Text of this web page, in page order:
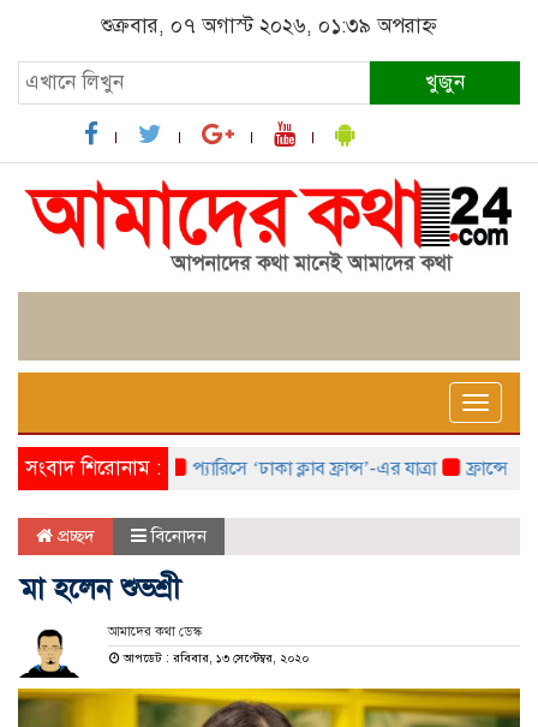
শুক্রবার, ০৭ অগাস্ট ২০২৬, ০১:৩৯ অপরাহ্ন
খুজুন
Toggle
সংবাদ শিরোনাম :প্যারিসে ‘ঢাকা ক্লাব ফ্রান্স’-এর যাত্রা ফ্রান্সে
প্রচ্ছদ বিনোদন
মা হলেন শুভশ্রী
আমাদের কথা ডেস্ক
আপডেট : রবিবার, ১৩ সেপ্টেম্বর, ২০২০